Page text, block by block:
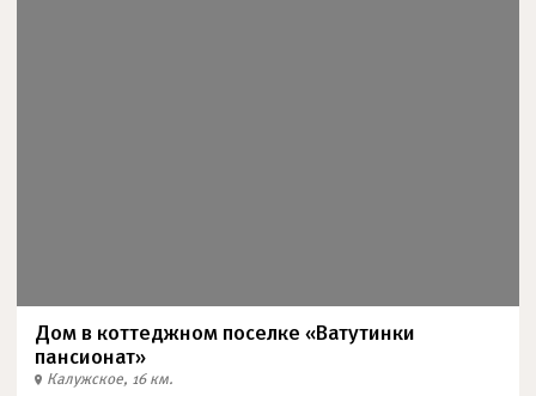
Дом в коттеджном поселке «Ватутинки
пансионат»
Калужское, 16 км.